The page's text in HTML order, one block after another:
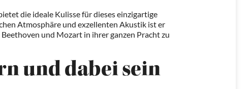
die ideale Kulisse für dieses einzigartige
Atmosphäre und exzellenten Akustik ist er
und Mozart in ihrer ganzen Pracht zu
und dabei sein